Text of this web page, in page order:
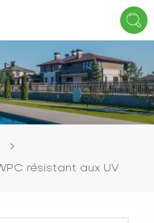
résistant aux UV